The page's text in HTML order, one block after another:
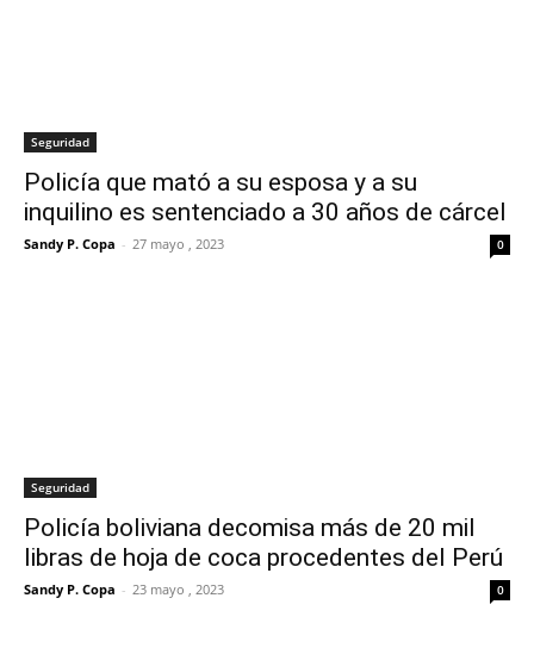
Seguridad
Policía que mató a su esposa y a su
inquilino es sentenciado a 30 años de cárcel
Sandy P. Copa - 27 mayo , 2023 0
Seguridad
Policía boliviana decomisa más de 20 mil
libras de hoja de coca procedentes del Perú
Sandy P. Copa - 23 mayo , 2023 0